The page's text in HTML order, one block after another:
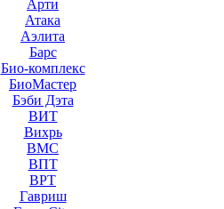
Арти
Атака
Аэлита
Барс
Био-комплекс
БиоМастер
Бэби Дэта
ВИТ
Вихрь
ВМС
ВПТ
ВРТ
Гавриш